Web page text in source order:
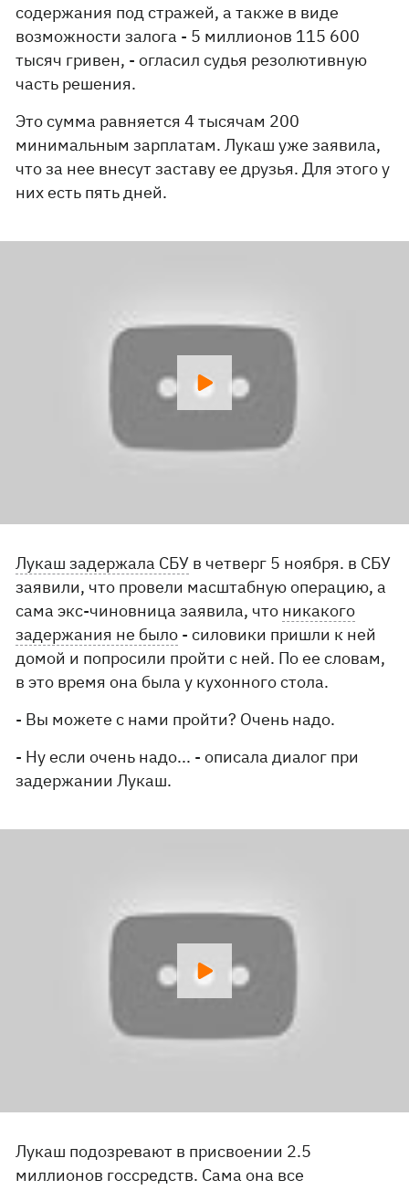
содержания под стражей, а также в виде
возможности залога - 5 миллионов 115 600
тысяч гривен, - огласил судья резолютивную
часть решения.
Это сумма равняется 4 тысячам 200
минимальным зарплатам. Лукаш уже заявила,
что за нее внесут заставу ее друзья. Для этого у
них есть пять дней.
Лукаш задержала СБУ в четверг 5 ноября. в СБУ
заявили, что провели масштабную операцию, а
сама экс-чиновница заявила, что никакого
задержания не было - силовики пришли к ней
домой и попросили пройти с ней. По ее словам,
в это время она была у кухонного стола.
- Вы можете с нами пройти? Очень надо.
- Ну если очень надо... - описала диалог при
задержании Лукаш.
Лукаш подозревают в присвоении 2.5
миллионов госсредств. Сама она все